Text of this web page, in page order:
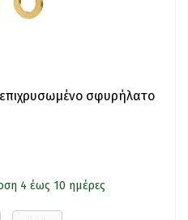
σφυρήλατο
4 έως 10 ημέρες